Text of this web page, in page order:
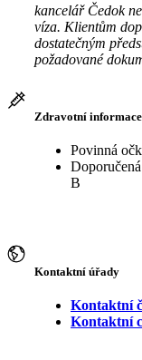
kancelář Čedok
víza. Klientům
dostatečným
požadované
Zdravotní
Povinná
B
Kontaktní úřady
Kontaktní
Kontaktní